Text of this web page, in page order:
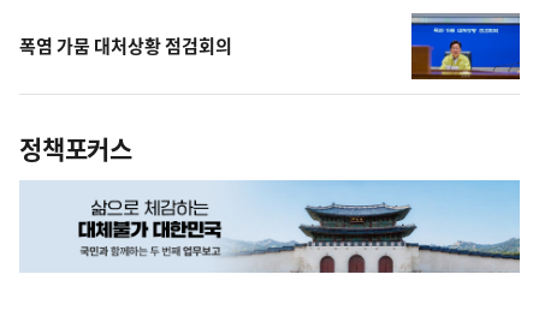
폭염 가뭄 대처상황 점검회의
정책포커스